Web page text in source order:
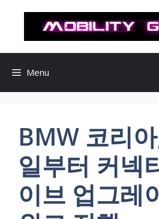
로
Menu
BMW 코리
일부터 커넥
이브 업그레